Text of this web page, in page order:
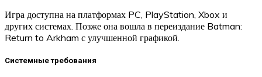
Игра доступна на платформах PC, PlayStation, Xbox и
других системах. Позже она вошла в переиздание Batman:
Return to Arkham с улучшенной графикой.
Системные требования